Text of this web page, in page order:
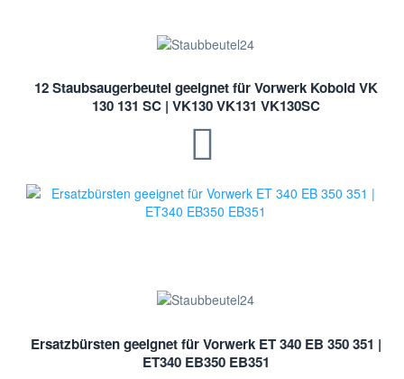
12 Staubsaugerbeutel geeignet für Vorwerk Kobold VK
130 131 SC | VK130 VK131 VK130SC
Ersatzbürsten geeignet für Vorwerk ET 340 EB 350 351 |
ET340 EB350 EB351